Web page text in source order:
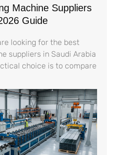
Machine Suppliers
Guide
looking for the best
suppliers in Saudi Arabia
choice is to compare